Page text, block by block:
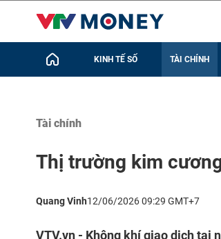
KINH TẾ SỐ TÀI CHÍNH
Tài chính
Thị trường kim
Quang Vinh12/06/2026 09:29 GMT+7
VTV.vn - Không khí giao dịch tại